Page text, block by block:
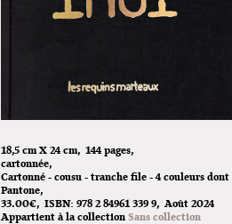
18,5 cm X 24 cm
144 pages
cartonnée
Cartonné - cousu - tranche file - 4 couleurs dont
Pantone
33.00€
ISBN:978 2 84961 339 9
Août 2024
Appartient à la collectionSans collection